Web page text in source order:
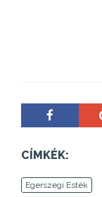
CÍMKÉK:
Egerszegi Esték